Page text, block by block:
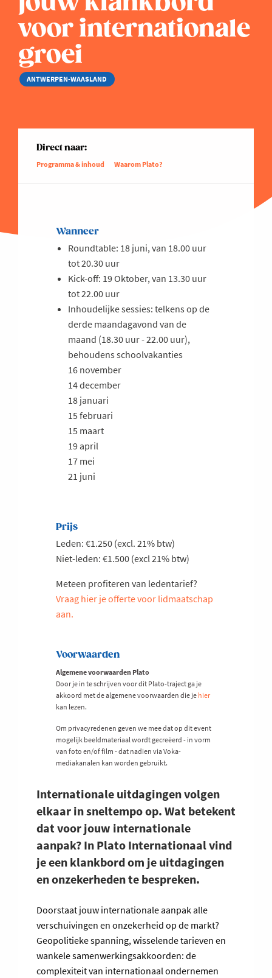
voor internationale
groei
ANTWERPEN-WAASLAND
Direct naar:
Programma & inhoud Waarom Plato?
Internationale uitdagingen volgen
elkaar in sneltempo op. Wat betekent
dat voor jouw internationale
aanpak? In Plato Internationaal vind
je een klankbord om je uitdagingen
en onzekerheden te bespreken.
Doorstaat jouw internationale aanpak alle
verschuivingen en onzekerheid op de markt?
Geopolitieke spanning, wisselende tarieven en
wankele samenwerkingsakkoorden: de
complexiteit van internationaal ondernemen
Wanneer
Roundtable: 18 juni, van 18.00 uur
tot 20.30 uur
Kick-off: 19 Oktober, van 13.30 uur
tot 22.00 uur
Inhoudelijke sessies: telkens op de
derde maandagavond van de
maand (18.30 uur - 22.00 uur),
behoudens schoolvakanties
16 november
14 december
18 januari
15 februari
15 maart
19 april
17 mei
21 juni
Prijs
Leden: €1.250 (excl. 21% btw)
Niet-leden: €1.500 (excl 21% btw)
Meteen profiteren van ledentarief?
Vraag hier je offerte voor lidmaatschap
aan.
Voorwaarden
Algemene voorwaarden Plato
Door je in te schrijven voor dit Plato-traject ga je
akkoord met de algemene voorwaarden die je hier
kan lezen.
Om privacyredenen geven we mee dat op dit event
mogelijk beeldmateriaal wordt gecreëerd - in vorm
van foto en/of film - dat nadien via Voka-
mediakanalen kan worden gebruikt.